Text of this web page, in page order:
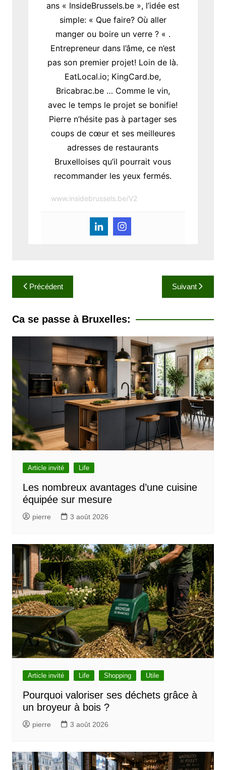
ans « InsideBrussels.be », l’idée est
simple: « Que faire? Où aller
manger ou boire un verre ? « .
Entrepreneur dans l’âme, ce n’est
pas son premier projet! Loin de là.
EatLocal.io; KingCard.be,
Bricabrac.be … Comme le vin,
avec le temps le projet se bonifie!
Pierre n’hésite pas à partager ses
coups de cœur et ses meilleures
adresses de restaurants
Bruxelloises qu’il pourrait vous
recommander les yeux fermés.
www.insidebrussels.be/V2
a
v
a
t
i
o
n
d
e
i
l
e
Précédent Suivant
Ca se passe à Bruxelles:
Article invité Life
Les nombreux avantages d’une cuisine
équipée sur mesure
pierre 3 août 2026
Article invité Life Shopping Utile
Pourquoi valoriser ses déchets grâce à
un broyeur à bois ?
pierre 3 août 2026